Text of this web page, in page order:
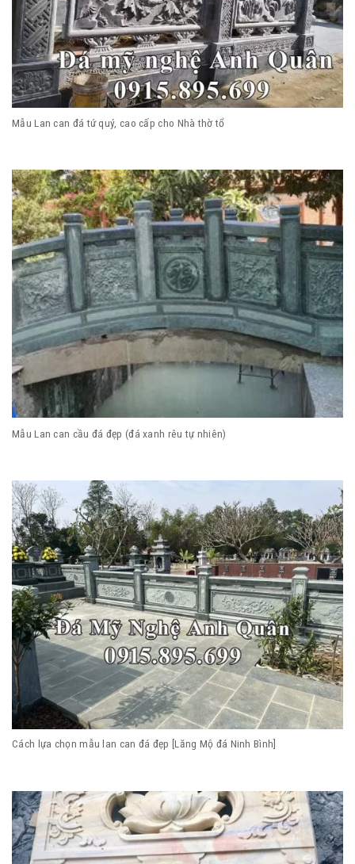
Mẫu Lan can đá tứ quý, cao cấp cho Nhà thờ tổ
Mẫu Lan can cầu đá đẹp (đá xanh rêu tự nhiên)
Cách lựa chọn mẫu lan can đá đẹp [Lăng Mộ đá Ninh Bình]